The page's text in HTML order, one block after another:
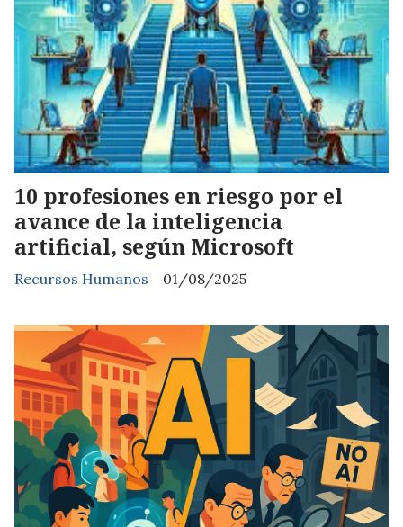
10 profesiones en riesgo por el
avance de la inteligencia
artificial, según Microsoft
Recursos Humanos 01/08/2025